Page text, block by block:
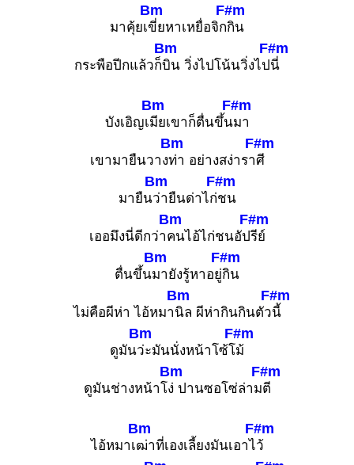
มาคุ้ยเ
Bm
ขี่ยหาเหยื่อจิก
F#m
กิน
กระพือปีกแล้วก็
Bm
บิน วิ่งไปโน้นวิ่งไป
F#m
นี่
บังเอิญเ
Bm
มียเขาก็ตื่นขึ้น
F#m
มา
เขามายืนวาง
Bm
ท่า อย่างสง่ารา
F#m
ศี
มายืน
Bm
ว่ายืนด่าไก่
F#m
ชน
เออมึงนี่ดีกว่า
Bm
คนไอ้ไก่ชนอัป
F#m
รีย์
ตื่นขึ้น
Bm
มายังรู้หาอยู่
F#m
กิน
ไม่คือผีห่า ไอ้หมา
Bm
นิล ผีห่ากินกินตัว
F#m
นี้
ดูมัน
Bm
ว่ะมันนั่งหน้าโซ้โ
F#m
ม้
ดูมันช่างหน้าโ
Bm
ง่ ปานซอโซ่ล่าม
F#m
ตี
ไอ้หมาเ
Bm
ฒ่าที่เองเลี้ยงมันเอาไ
F#m
ว้